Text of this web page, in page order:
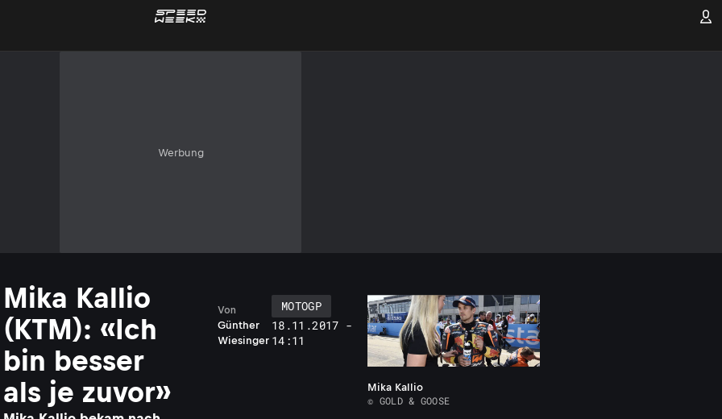
Werbung
Mika Kallio
(KTM): «Ich
bin besser
als je zuvor»
Günther
Wiesinger
Von
MOTOGP
18.11.2017 -
14:11
Mika Kallio
© GOLD & GOOSE